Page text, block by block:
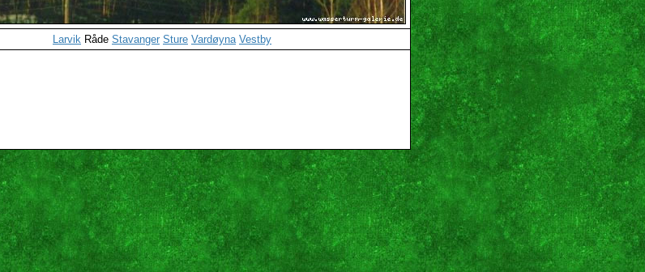
Larvik Råde Stavanger Sture Vardøyna Vestby